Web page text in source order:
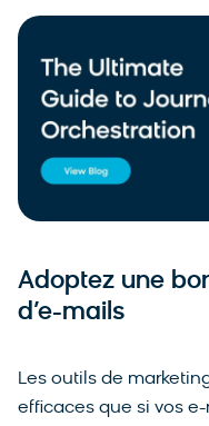
Adoptez une
d’e-mails
Les outils de
efficaces que si vos